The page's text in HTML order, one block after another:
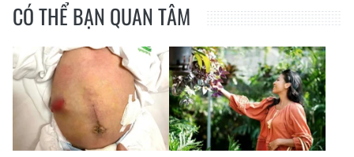
CÓ THỂ BẠN QUAN TÂM